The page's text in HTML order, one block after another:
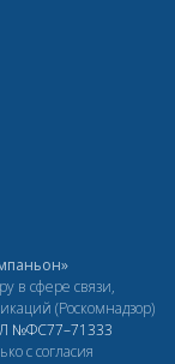
в сфере связи,
(Роскомнадзор)
№ФС77–71333
с согласия